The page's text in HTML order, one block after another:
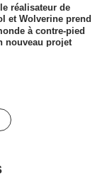
réalisateur de
et Wolverine prend
à contre-pied
nouveau projet